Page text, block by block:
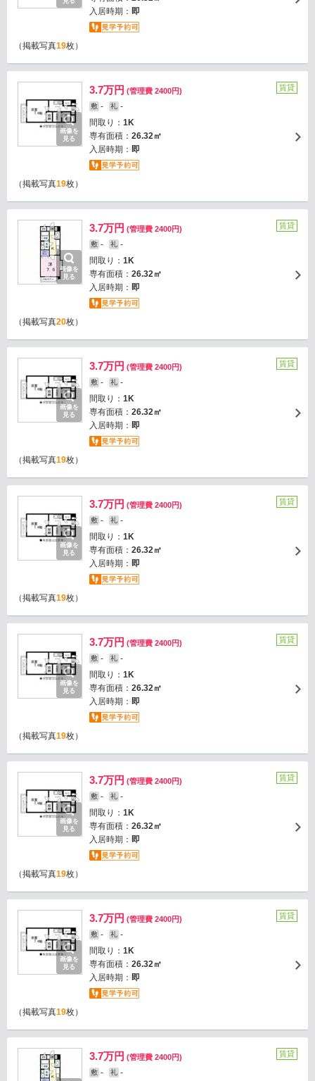
入居時期： 即
（掲載写真19枚）
画像を
見る
3.7万円 (管理費 2400円)
敷 - 礼 -
間取り： 1K
専有面積： 26.32㎡
入居時期： 即
賃貸
（掲載写真19枚）
画像を
見る
3.7万円 (管理費 2400円)
敷 - 礼 -
間取り： 1K
専有面積： 26.32㎡
入居時期： 即
賃貸
（掲載写真20枚）
画像を
見る
3.7万円 (管理費 2400円)
敷 - 礼 -
間取り： 1K
専有面積： 26.32㎡
入居時期： 即
賃貸
（掲載写真19枚）
画像を
見る
3.7万円 (管理費 2400円)
敷 - 礼 -
間取り： 1K
専有面積： 26.32㎡
入居時期： 即
賃貸
（掲載写真19枚）
画像を
見る
3.7万円 (管理費 2400円)
敷 - 礼 -
間取り： 1K
専有面積： 26.32㎡
入居時期： 即
賃貸
（掲載写真19枚）
画像を
見る
3.7万円 (管理費 2400円)
敷 - 礼 -
間取り： 1K
専有面積： 26.32㎡
入居時期： 即
賃貸
（掲載写真19枚）
画像を
見る
3.7万円 (管理費 2400円)
敷 - 礼 -
間取り： 1K
専有面積： 26.32㎡
入居時期： 即
賃貸
（掲載写真19枚）
3.7万円 (管理費 2400円)
敷 - 礼 -
賃貸